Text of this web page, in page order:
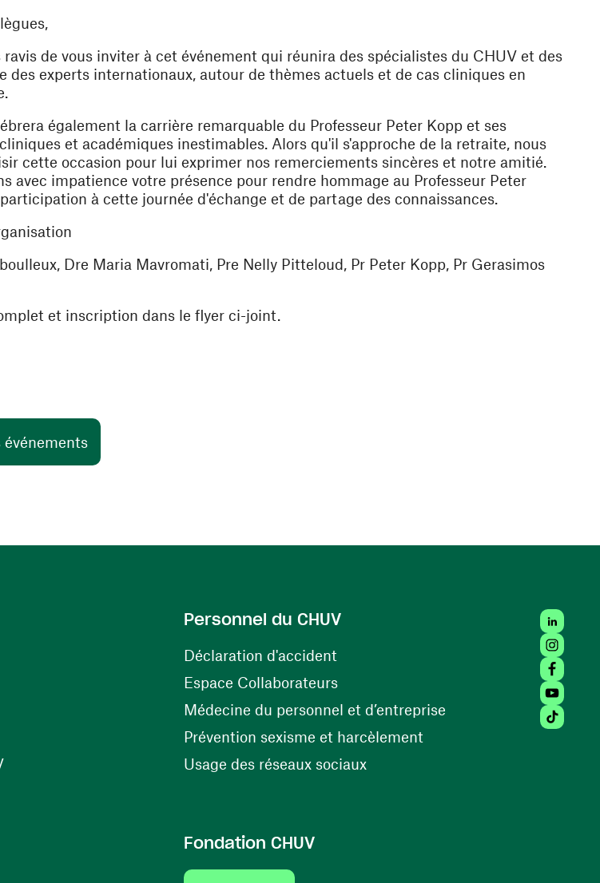
ravis de vous inviter à cet événement qui réunira des spécialistes du CHUV et des
des experts internationaux, autour de thèmes actuels et de cas cliniques en
également la carrière remarquable du Professeur Peter Kopp et ses
et académiques inestimables. Alors qu'il s'approche de la retraite, nous
cette occasion pour lui exprimer nos remerciements sincères et notre amitié.
avec impatience votre présence pour rendre hommage au Professeur Peter
à cette journée d'échange et de partage des connaissances.
Dre Maria Mavromati, Pre Nelly Pitteloud, Pr Peter Kopp, Pr Gerasimos
et inscription dans le flyer ci-joint.
fenêtre)
(ouvre une nouvelle fenêtre)
Personnel du CHUV
Déclaration d'accident(ouvre une nouvelle fenêtre)
Espace Collaborateurs(ouvre une nouvelle fenêtre)
Médecine du personnel et d’entreprise(ouvre une nouvelle
Prévention sexisme et harcèlement(ouvre une nouvelle
Usage des réseaux sociaux(ouvre une nouvelle fenêtre)
nouvelle fenêtre)
Fondation CHUV
Tiktok